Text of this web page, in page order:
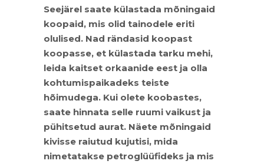
Seejärel saate külastada mõningaid
koopaid, mis olid tainodele eriti
olulised. Nad rändasid koopast
koopasse, et külastada tarku mehi,
leida kaitset orkaanide eest ja olla
kohtumispaikadeks teiste
hõimudega. Kui olete koobastes,
saate hinnata selle ruumi vaikust ja
pühitsetud aurat. Näete mõningaid
kivisse raiutud kujutisi, mida
nimetatakse petroglüüfideks ja mis